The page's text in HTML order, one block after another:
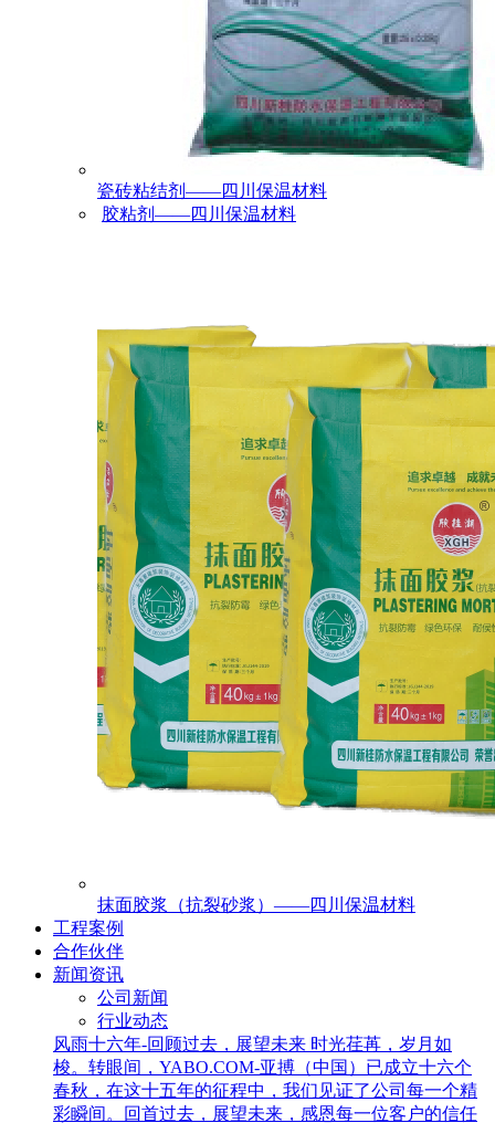
瓷砖粘结剂——四川保温材料
胶粘剂——四川保温材料
抹面胶浆（抗裂砂浆）——四川保温材料
工程案例
合作伙伴
新闻资讯
公司新闻
行业动态
风雨十六年-回顾过去，展望未来 时光荏苒，岁月如
梭。转眼间，YABO.COM-亚搏（中国）已成立十六个
春秋，在这十五年的征程中，我们见证了公司每一个精
彩瞬间。回首过去，展望未来，感恩每一位客户的信任